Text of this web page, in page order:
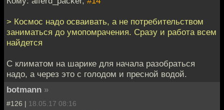
> Космос надо осваивать, а не потребительством
заниматься до умопомрачения. Сразу и работа всем
найдется
С климатом на шарике для начала разобраться
надо, а через это с голодом и пресной водой.
botmann »
#126 | 18.05.17 08:16